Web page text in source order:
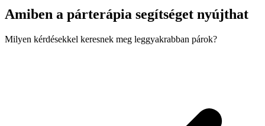
Amiben a párterápia segítséget nyújthat
Milyen kérdésekkel keresnek meg leggyakrabban párok?